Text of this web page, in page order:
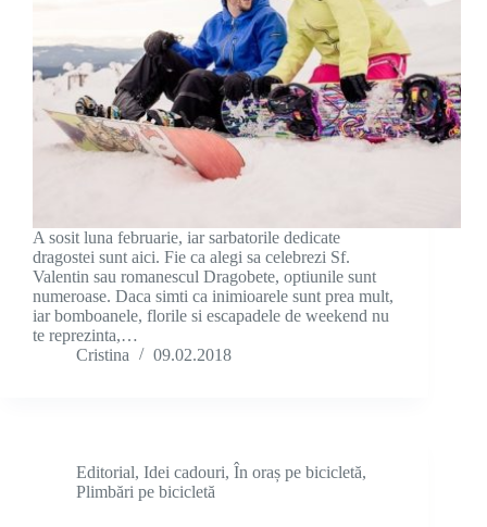
A sosit luna februarie, iar sarbatorile dedicate
dragostei sunt aici. Fie ca alegi sa celebrezi Sf.
Valentin sau romanescul Dragobete, optiunile sunt
numeroase. Daca simti ca inimioarele sunt prea mult,
iar bomboanele, florile si escapadele de weekend nu
te reprezinta,…
Cristina
09.02.2018
Editorial, Idei cadouri, În oraș pe bicicletă,
Plimbări pe bicicletă